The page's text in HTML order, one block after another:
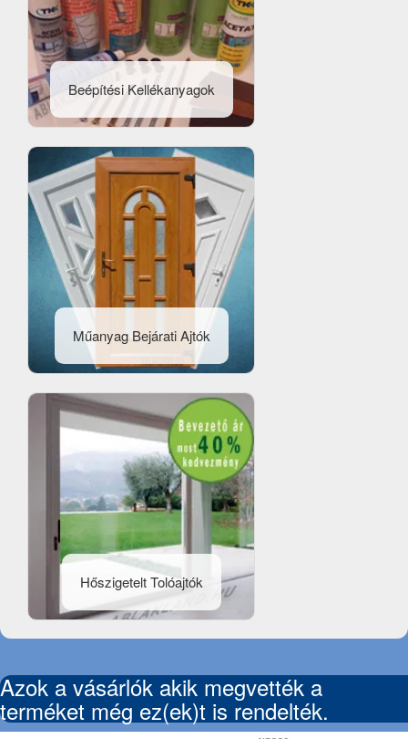
Beépítési Kellékanyagok
Műanyag Bejárati Ajtók
Hőszigetelt Tolóajtók
Azok a vásárlók akik megvették a
terméket még ez(ek)t is rendelték.